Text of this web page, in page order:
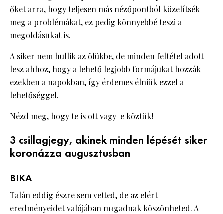
őket arra, hogy teljesen más nézőpontból közelítsék
meg a problémákat, ez pedig könnyebbé teszi a
megoldásukat is.
A siker nem hullik az ölükbe, de minden feltétel adott
lesz ahhoz, hogy a lehető legjobb formájukat hozzák
ezekben a napokban, így érdemes élniük ezzel a
lehetőséggel.
Nézd meg, hogy te is ott vagy-e köztük!
3 csillagjegy, akinek minden lépését siker
koronázza augusztusban
BIKA
Talán eddig észre sem vetted, de az elért
eredményeidet valójában magadnak köszönheted. A